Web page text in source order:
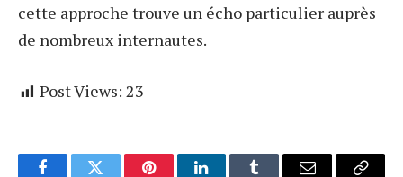
cette approche trouve un écho particulier auprès
de nombreux internautes.
Post Views: 23